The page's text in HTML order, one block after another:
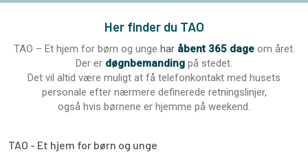
Her finder du TAO
TAO – Et hjem for børn og unge har åbent 365 dage om året.
Der er døgnbemanding på stedet.
Det vil altid være muligt at få telefonkontakt med husets
personale efter nærmere definerede retningslinjer,
​også hvis børnene er hjemme på weekend.
TAO - Et hjem for børn og unge